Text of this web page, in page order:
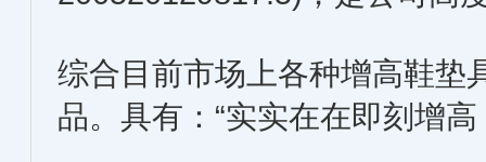
综合目前市场上各种增高鞋垫
品。具有：“实实在在即刻增高